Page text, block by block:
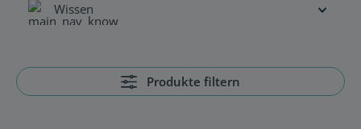
Wissen
Produkte filtern